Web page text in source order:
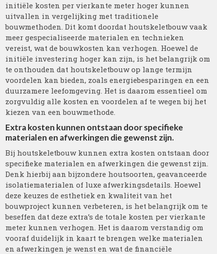
initiële kosten per vierkante meter hoger kunnen
uitvallen in vergelijking met traditionele
bouwmethoden. Dit komt doordat houtskeletbouw vaak
meer gespecialiseerde materialen en technieken
vereist, wat de bouwkosten kan verhogen. Hoewel de
initiële investering hoger kan zijn, is het belangrijk om
te onthouden dat houtskeletbouw op lange termijn
voordelen kan bieden, zoals energiebesparingen en een
duurzamere leefomgeving. Het is daarom essentieel om
zorgvuldig alle kosten en voordelen af te wegen bij het
kiezen van een bouwmethode.
Extra kosten kunnen ontstaan door specifieke
materialen en afwerkingen die gewenst zijn.
Bij houtskeletbouw kunnen extra kosten ontstaan door
specifieke materialen en afwerkingen die gewenst zijn.
Denk hierbij aan bijzondere houtsoorten, geavanceerde
isolatiematerialen of luxe afwerkingsdetails. Hoewel
deze keuzes de esthetiek en kwaliteit van het
bouwproject kunnen verbeteren, is het belangrijk om te
beseffen dat deze extra’s de totale kosten per vierkante
meter kunnen verhogen. Het is daarom verstandig om
vooraf duidelijk in kaart te brengen welke materialen
en afwerkingen je wenst en wat de financiële